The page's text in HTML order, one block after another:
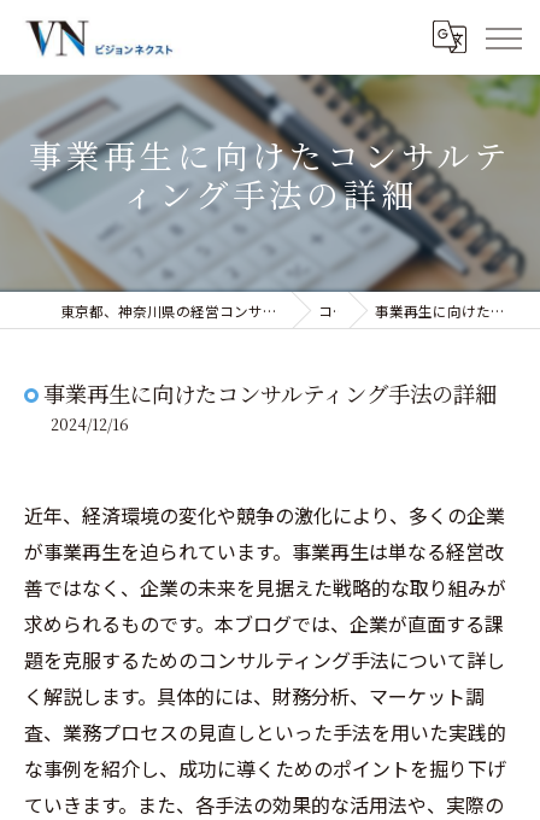
事業再生に向けたコンサルテ
ィング手法の詳細
東京都、神奈川県の経営コンサルティングなら株式会社ビジョンネクスト コラム 事業再生に向けたコンサルティング手法の詳細
事業再生に向けたコンサルティング手法の詳細
2024/12/16
近年、経済環境の変化や競争の激化により、多くの企業
が事業再生を迫られています。事業再生は単なる経営改
善ではなく、企業の未来を見据えた戦略的な取り組みが
求められるものです。本ブログでは、企業が直面する課
題を克服するためのコンサルティング手法について詳し
く解説します。具体的には、財務分析、マーケット調
査、業務プロセスの見直しといった手法を用いた実践的
な事例を紹介し、成功に導くためのポイントを掘り下げ
ていきます。また、各手法の効果的な活用法や、実際の